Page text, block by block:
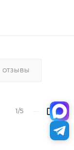
ОТЗЫВЫ
1/5